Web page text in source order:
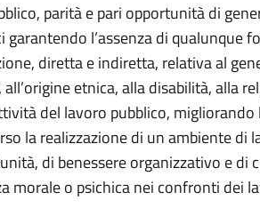
parità e pari opportunità di
l’assenza di qualunque
diretta e indiretta, relativa al
etnica, alla disabilità, alla
del lavoro pubblico, migliorando
la realizzazione di un ambiente di
di benessere organizzativo e di
morale o psichica nei confronti dei